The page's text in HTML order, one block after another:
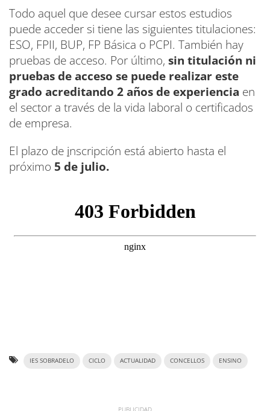
Todo aquel que desee cursar estos estudios
puede acceder si tiene las siguientes titulaciones:
ESO, FPII, BUP, FP Básica o PCPI. También hay
pruebas de acceso. Por último, sin titulación ni
pruebas de acceso se puede realizar este
grado acreditando 2 años de experiencia en
el sector a través de la vida laboral o certificados
de empresa.
El plazo de inscripción está abierto hasta el
próximo 5 de julio.
IES SOBRADELO CICLO ACTUALIDAD CONCELLOS ENSINO